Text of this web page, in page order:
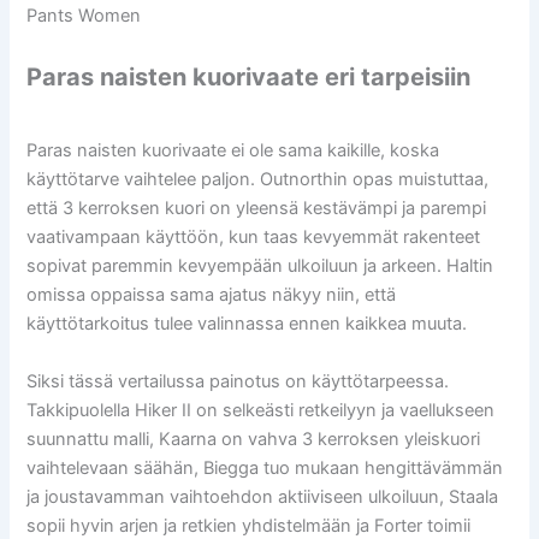
Pants Women
Paras naisten kuorivaate eri tarpeisiin
Paras naisten kuorivaate ei ole sama kaikille, koska
käyttötarve vaihtelee paljon. Outnorthin opas muistuttaa,
että 3 kerroksen kuori on yleensä kestävämpi ja parempi
vaativampaan käyttöön, kun taas kevyemmät rakenteet
sopivat paremmin kevyempään ulkoiluun ja arkeen. Haltin
omissa oppaissa sama ajatus näkyy niin, että
käyttötarkoitus tulee valinnassa ennen kaikkea muuta.
Siksi tässä vertailussa painotus on käyttötarpeessa.
Takkipuolella Hiker II on selkeästi retkeilyyn ja vaellukseen
suunnattu malli, Kaarna on vahva 3 kerroksen yleiskuori
vaihtelevaan säähän, Biegga tuo mukaan hengittävämmän
ja joustavamman vaihtoehdon aktiiviseen ulkoiluun, Staala
sopii hyvin arjen ja retkien yhdistelmään ja Forter toimii